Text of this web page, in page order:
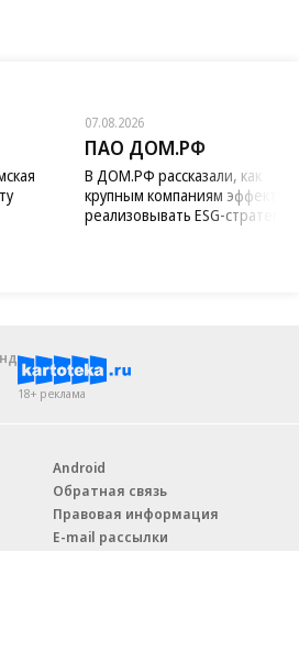
07.08.2026
ПАО ДОМ.РФ
В ДОМ.РФ рассказали, как
крупным компаниям
реализовывать ESG-стратегию
18+ реклама
Android
Обратная связь
Правовая информация
E-mail рассылки